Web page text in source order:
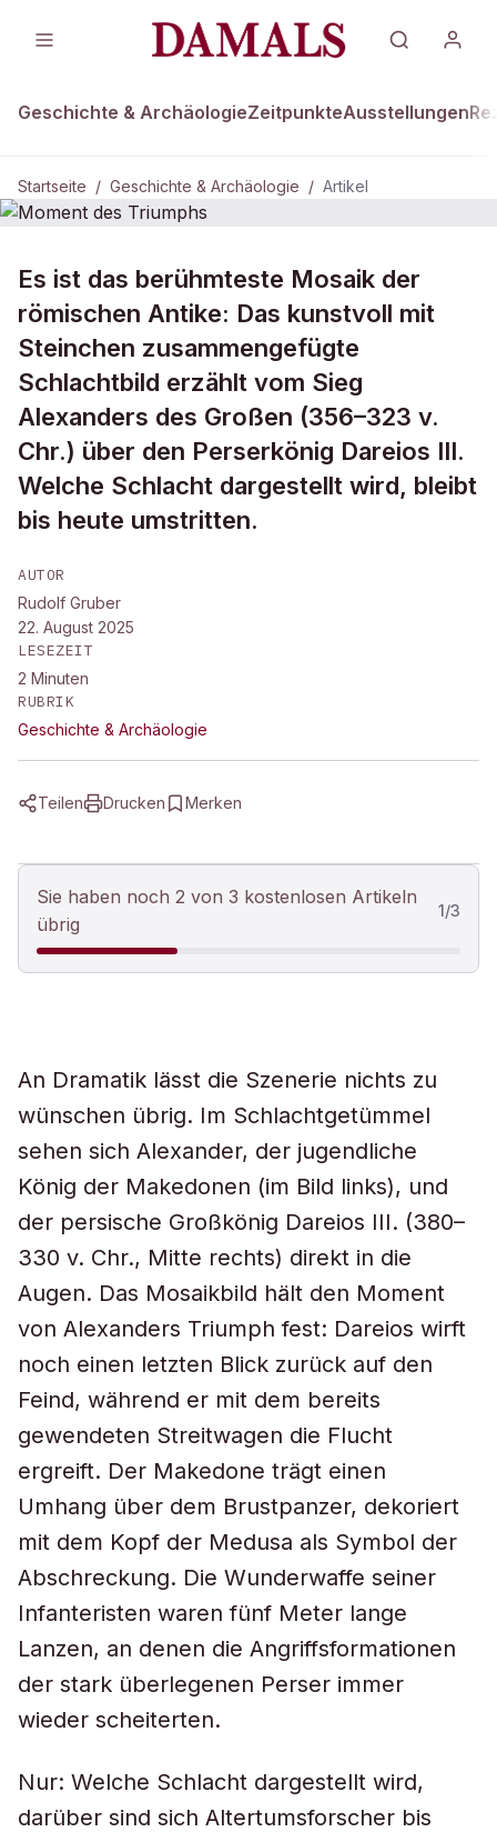
Geschichte & ArchäologieZeitpunkteAusstellungen
Startseite / Geschichte & Archäologie / Artikel
DAMALS Plus GESCHICHTE & ARCHÄOLOGIE
Moment des Triumphs
Es ist das berühmteste Mosaik der
römischen Antike: Das kunstvoll mit
Steinchen zusammengefügte
Schlachtbild erzählt vom Sieg
Alexanders des Großen (356–323 v.
Chr.) über den Perserkönig Dareios III.
Welche Schlacht dargestellt wird, bleibt
bis heute umstritten.
AUTOR
Rudolf Gruber
22. August 2025
LESEZEIT
2 Minuten
RUBRIK
Geschichte & Archäologie
Teilen Drucken Merken
Sie haben noch 2 von 3 kostenlosen Artikeln
übrig
1/3
An Dramatik lässt die Szenerie nichts zu
wünschen übrig. Im Schlachtgetümmel
sehen sich Alexander, der jugendliche
König der Makedonen (im Bild links), und
der persische Großkönig Dareios III. (380–
330 v. Chr., Mitte rechts) direkt in die
Augen. Das Mosaikbild hält den Moment
von Alexanders Triumph fest: Dareios wirft
noch einen letzten Blick zurück auf den
Feind, während er mit dem bereits
gewendeten Streitwagen die Flucht
ergreift. Der Makedone trägt einen
Umhang über dem Brustpanzer, dekoriert
mit dem Kopf der Medusa als Symbol der
Abschreckung. Die Wunderwaffe seiner
Infanteristen waren fünf Meter lange
Lanzen, an denen die Angriffsformationen
der stark überlegenen Perser immer
wieder scheiterten.
Nur: Welche Schlacht dargestellt wird,
darüber sind sich Altertumsforscher bis